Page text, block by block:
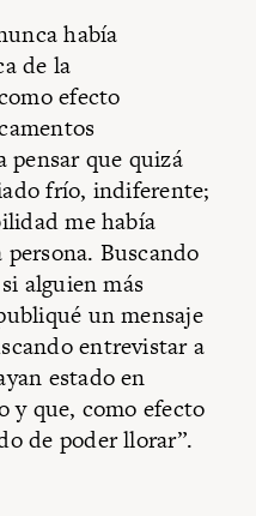
había
de la
efecto
pensar que quizá
frío, indiferente;
me había
Buscando
alguien más
un mensaje
entrevistar a
estado en
que, como efecto
de poder llorar”.